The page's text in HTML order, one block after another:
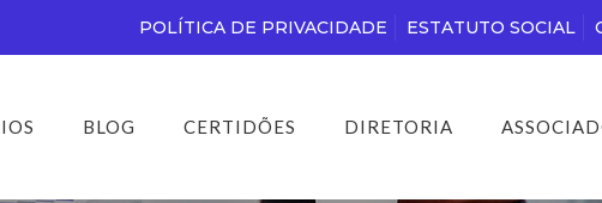
POLÍTICA DE PRIVACIDADE ESTATUTO SOCIAL
BLOG CERTIDÕES DIRETORIA